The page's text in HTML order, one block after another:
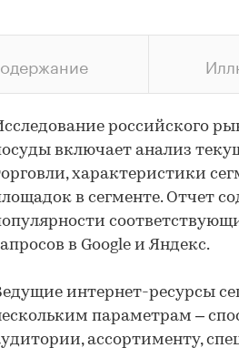
российского
включает анализ
характеристики
в сегменте. Отчет
в Google и Яндекс.
интернет-ресурсы
параметрам –
ассортименту,